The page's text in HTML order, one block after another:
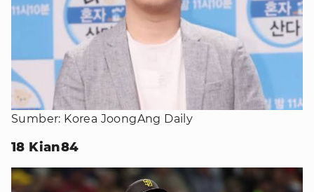
Sumber: Korea JoongAng Daily
18 Kian84